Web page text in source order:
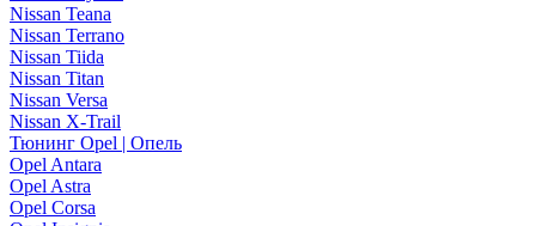
Nissan Teana
Nissan Terrano
Nissan Tiida
Nissan Titan
Nissan Versa
Nissan X-Trail
Тюнинг Opel | Опель
Opel Antara
Opel Astra
Opel Corsa